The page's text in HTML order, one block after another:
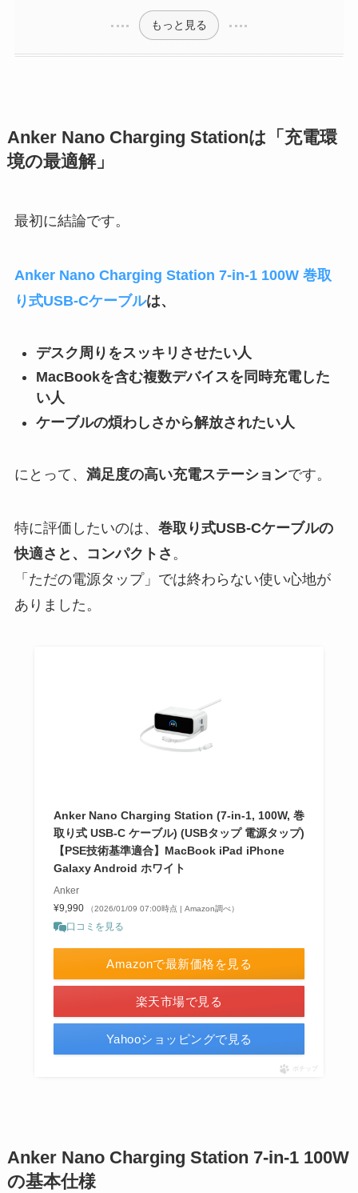
もっと見る
Anker Nano Charging Stationは「充電環
境の最適解」
最初に結論です。
Anker Nano Charging Station 7-in-1 100W 巻取
り式USB-Cケーブルは、
デスク周りをスッキリさせたい人
MacBookを含む複数デバイスを同時充電した
い人
ケーブルの煩わしさから解放されたい人
にとって、 満足度の高い充電ステーションです。
特に評価したいのは、 巻取り式USB-Cケーブルの
快適さと、コンパクトさ 。
「ただの電源タップ」では終わらない使い心地が
ありました。
Anker Nano Charging Station (7-in-1, 100W, 巻
取り式 USB-C ケーブル) (USBタップ 電源タップ)
【PSE技術基準適合】MacBook iPad iPhone
Galaxy Android ホワイト
Anker
¥9,990
（2026/01/09 07:00時点 | Amazon調べ）
口コミを見る
Amazonで最新価格を見る
楽天市場で見る
Yahooショッピングで見る
ポチップ
Anker Nano Charging Station 7-in-1 100W
の基本仕様